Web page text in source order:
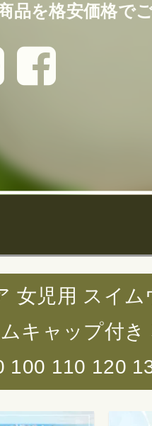
品を格安価格で
女児用 スイ
キャップ付き
100 110 120